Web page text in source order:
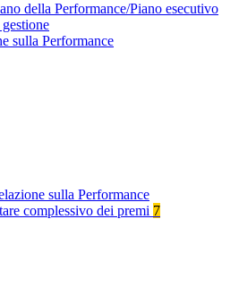
della Performance/Piano esecutivo
sulla Performance
sulla Performance
complessivo dei premi 7